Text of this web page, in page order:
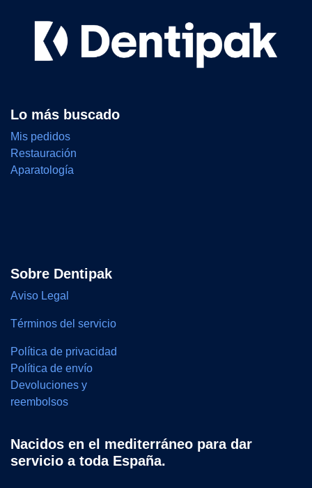
Lo más buscado
Mis pedidos
Restauración
Aparatología
Sobre Dentipak
Aviso Legal
Términos del servicio
Política de privacidad
Política de envío
Devoluciones y
reembolsos
Nacidos en el mediterráneo para dar
servicio a toda España.